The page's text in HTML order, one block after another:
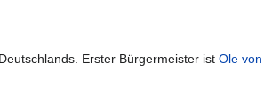
Erster Bürgermeister ist Ole